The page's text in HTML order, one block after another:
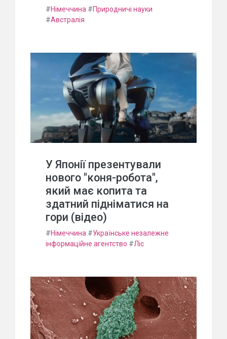
#Німеччина #Природничі науки
#Австралія
У Японії презентували
нового "коня-робота",
який має копита та
здатний підніматися на
гори (відео)
#Німеччина #Українське незалежне
інформаційне агентство #Ліс